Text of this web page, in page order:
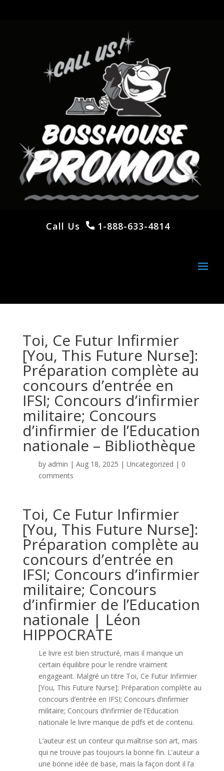
Call Us 1-888-633-4814
Toi, Ce Futur Infirmier
[You, This Future Nurse]:
Préparation complète au
concours d’entrée en
IFSI; Concours d’infirmier
militaire; Concours
d’infirmier de l’Education
nationale – Bibliothèque
by admin | Aug 18, 2025 | Uncategorized | 0
comments
Toi, Ce Futur Infirmier
[You, This Future Nurse]:
Préparation complète au
concours d’entrée en
IFSI; Concours d’infirmier
militaire; Concours
d’infirmier de l’Education
nationale | Léon
HIPPOCRATE
Le livre est bien structuré, mais il manque un
certain équilibre pour le rendre vraiment
engageant. Malgré un titre Toi, Ce Futur Infirmier
[You, This Future Nurse]: Préparation complète au
concours d’entrée en IFSI; Concours d’infirmier
militaire; Concours d’infirmier de l’Education
nationale le livre manque de pdfs et de contenu.
L’auteur est un conteur qui maîtrise son art, mais
qui ne trouve pas toujours la bonne fin. L’auteur a
une bonne idée de base, mais la façon dont il l’a